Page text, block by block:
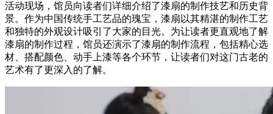
活动现场，馆员向读者们详细介绍了漆扇的制作技艺和历史背
景。作为中国传统手工艺品的瑰宝，漆扇以其精湛的制作工艺
和独特的外观设计吸引了大家的目光。为让读者更直观地了解
漆扇的制作过程，馆员还演示了漆扇的制作流程，包括精心选
材、搭配颜色、动手上漆等各个环节，让读者们对这门古老的
艺术有了更深入的了解。